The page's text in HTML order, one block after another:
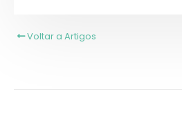
Voltar a Artigos